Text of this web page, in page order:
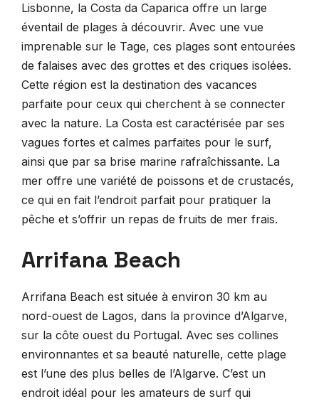
Lisbonne, la Costa da Caparica offre un large
éventail de plages à découvrir. Avec une vue
imprenable sur le Tage, ces plages sont entourées
de falaises avec des grottes et des criques isolées.
Cette région est la destination des vacances
parfaite pour ceux qui cherchent à se connecter
avec la nature. La Costa est caractérisée par ses
vagues fortes et calmes parfaites pour le surf,
ainsi que par sa brise marine rafraîchissante. La
mer offre une variété de poissons et de crustacés,
ce qui en fait l’endroit parfait pour pratiquer la
pêche et s’offrir un repas de fruits de mer frais.
Arrifana Beach
Arrifana Beach est située à environ 30 km au
nord-ouest de Lagos, dans la province d’Algarve,
sur la côte ouest du Portugal. Avec ses collines
environnantes et sa beauté naturelle, cette plage
est l’une des plus belles de l’Algarve. C’est un
endroit idéal pour les amateurs de surf qui